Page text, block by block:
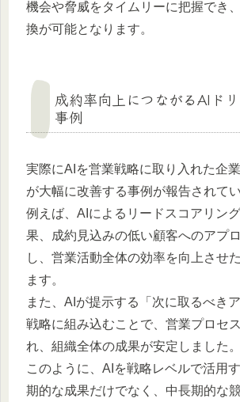
機会や脅威をタイムリーに把握でき
換が可能となります。
成約率向上につながるAIド
事例
実際にAIを営業戦略に取り入れた企
が大幅に改善する事例が報告されてい
例えば、AIによるリードスコアリン
果、成約見込みの低い顧客へのアプ
し、営業活動全体の効率を向上させ
ます。
また、AIが提示する「次に取るべき
戦略に組み込むことで、営業プロセ
れ、組織全体の成果が安定しました。
このように、AIを戦略レベルで活用
期的な成果だけでなく、中長期的な